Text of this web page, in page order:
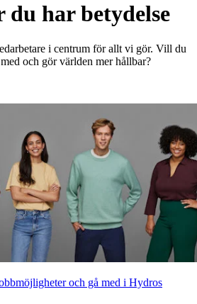
har betydelse
i centrum för allt vi gör. Vill du
och gör världen mer hållbar?
och gå med i Hydros